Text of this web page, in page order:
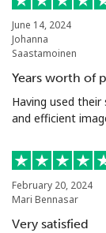
Celular
June 14, 2024
Johanna
Saastamoinen
Years worth of
Having used
and efficient
February 20, 2024
Mari Bennasar
Very satisfied